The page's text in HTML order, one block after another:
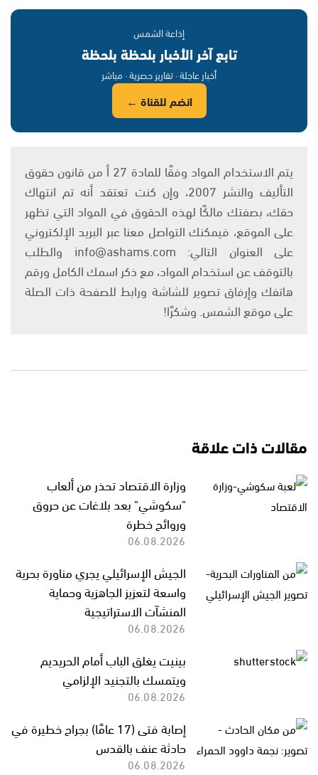
إذاعة الشمس
تابع آخر الأخبار بلحظة بلحظة
أخبار عاجلة · تقارير حصرية · مباشر
انضم للقناة ←
يتم الاستخدام المواد وفقًا للمادة 27 أ من قانون حقوق
التأليف والنشر 2007، وإن كنت تعتقد أنه تم انتهاك
حقك، بصفتك مالكًا لهذه الحقوق في المواد التي تظهر
على الموقع، فيمكنك التواصل معنا عبر البريد الإلكتروني
على العنوان التالي: info@ashams.com والطلب
بالتوقف عن استخدام المواد، مع ذكر اسمك الكامل ورقم
هاتفك وإرفاق تصوير للشاشة ورابط للصفحة ذات الصلة
على موقع الشمس. وشكرًا!
مقالات ذات علاقة
وزارة الاقتصاد تحذر من ألعاب
"سكوشي" بعد بلاغات عن حروق
وروائح خطرة
06.08.2026
الجيش الإسرائيلي يجري مناورة بحرية
واسعة لتعزيز الجاهزية وحماية
المنشآت الاستراتيجية
06.08.2026
بينيت يغلق الباب أمام الحريديم
ويتمسك بالتجنيد الإلزامي
06.08.2026
إصابة فتى (17 عامًا) بجراح خطيرة في
حادثة عنف بالقدس
06.08.2026